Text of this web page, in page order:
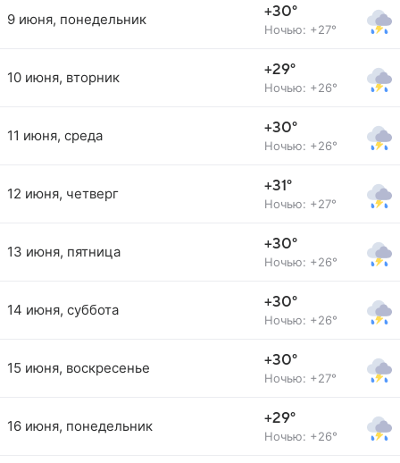
9 июня, понедельник +30°
Ночью: +27°
10 июня, вторник +29°
Ночью: +26°
11 июня, среда +30°
Ночью: +26°
12 июня, четверг +31°
Ночью: +27°
13 июня, пятница +30°
Ночью: +26°
14 июня, суббота +30°
Ночью: +26°
15 июня, воскресенье +30°
Ночью: +27°
16 июня, понедельник +29°
Ночью: +26°